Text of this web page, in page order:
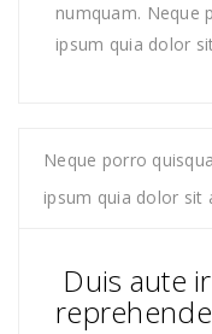
numquam. Neque
ipsum quia dolor
Neque porro
ipsum quia dolor sit
Duis aute